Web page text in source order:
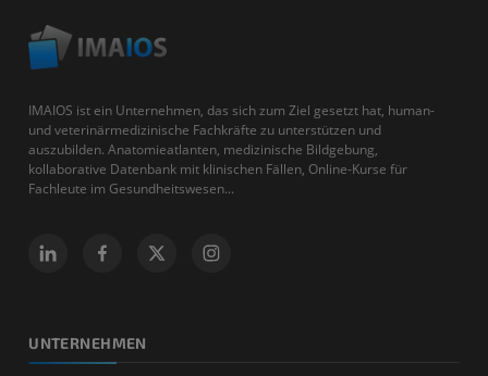
IMAIOS ist ein Unternehmen, das sich zum Ziel gesetzt hat, human-
und veterinärmedizinische Fachkräfte zu unterstützen und
auszubilden. Anatomieatlanten, medizinische Bildgebung,
kollaborative Datenbank mit klinischen Fällen, Online-Kurse für
Fachleute im Gesundheitswesen...
UNTERNEHMEN